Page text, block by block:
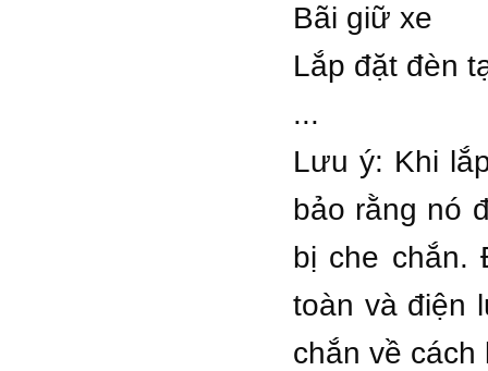
Bãi giữ xe
Lắp đặt đèn
...
Lưu ý: Khi
bảo rằng nó
bị che chắn.
toàn và điện
chắn về cách